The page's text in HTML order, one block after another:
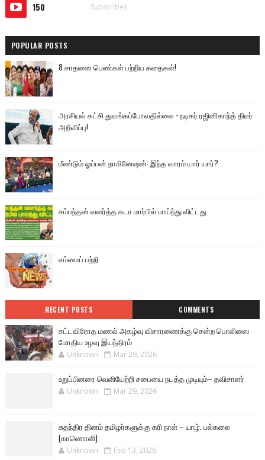
150 Subscribes
POPULAR POSTS
8 சாதனை பெண்கள் பற்றிய கதைகள்!
அரசியல் கட்சி துவங்கப்போவதில்லை - நடிகர் ரஜினிகாந்த் திடீர்
அறிவிப்பு!
மீண்டும் ஓப்பன் நாமினேஷன்: இந்த வாரம் யார் யார்?
சம்பந்தன் வளர்த்த கடா மார்பில் பாய்ந்து விட்டது
எம்மைப் பற்றி
RECENT POSTS COMMENTS
சட்டவிரோத மணல் அகழ்வு விசாரணைக்கு சென்ற பொலிஸை
மோதிய உழவு இயந்திரம்
Unknown Mar 29, 2026
உறுப்பினரை வெளியேற்றி சபையை நடத்த முடியும்– தவிசாளர்
Unknown Mar 29, 2026
சுதந்திர தினம் தமிழர்களுக்கு கரி நாள் – யாழ். பல்கலை
(காணொளி)
Unknown Feb 13, 2026